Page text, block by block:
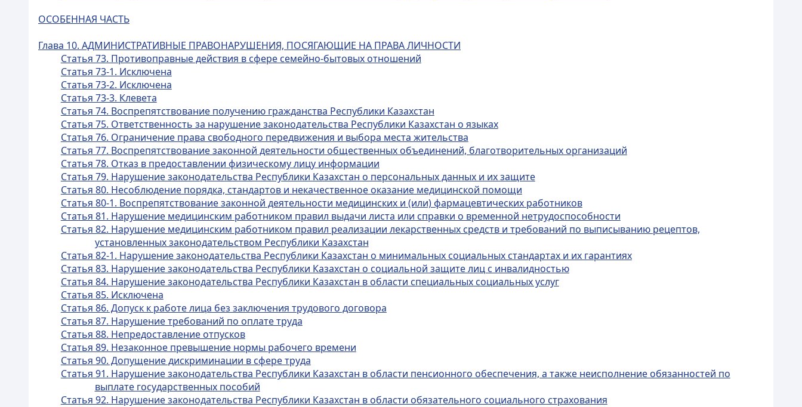
ОСОБЕННАЯ ЧАСТЬ
Глава 10. АДМИНИСТРАТИВНЫЕ ПРАВОНАРУШЕНИЯ, ПОСЯГАЮЩИЕ НА ПРАВА ЛИЧНОСТИ
Статья 73. Противоправные действия в сфере семейно-бытовых отношений
Статья 73-1. Исключена
Статья 73-2. Исключена
Статья 73-3. Клевета
Статья 74. Воспрепятствование получению гражданства Республики Казахстан
Статья 75. Ответственность за нарушение законодательства Республики Казахстан о языках
Статья 76. Ограничение права свободного передвижения и выбора места жительства
Статья 77. Воспрепятствование законной деятельности общественных объединений, благотворительных организаций
Статья 78. Отказ в предоставлении физическому лицу информации
Статья 79. Нарушение законодательства Республики Казахстан о персональных данных и их защите
Статья 80. Несоблюдение порядка, стандартов и некачественное оказание медицинской помощи
Статья 80-1. Воспрепятствование законной деятельности медицинских и (или) фармацевтических работников
Статья 81. Нарушение медицинским работником правил выдачи листа или справки о временной нетрудоспособности
Статья 82. Нарушение медицинским работником правил реализации лекарственных средств и требований по выписыванию рецептов,
установленных законодательством Республики Казахстан
Статья 82-1. Нарушение законодательства Республики Казахстан о минимальных социальных стандартах и их гарантиях
Статья 83. Нарушение законодательства Республики Казахстан о социальной защите лиц с инвалидностью
Статья 84. Нарушение законодательства Республики Казахстан в области специальных социальных услуг
Статья 85. Исключена
Статья 86. Допуск к работе лица без заключения трудового договора
Статья 87. Нарушение требований по оплате труда
Статья 88. Непредоставление отпусков
Статья 89. Незаконное превышение нормы рабочего времени
Статья 90. Допущение дискриминации в сфере труда
Статья 91. Нарушение законодательства Республики Казахстан в области пенсионного обеспечения, а также неисполнение обязанностей по
выплате государственных пособий
Статья 92. Нарушение законодательства Республики Казахстан в области обязательного социального страхования